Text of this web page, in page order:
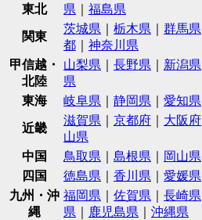
東北
県
福島県
関東
茨城県 栃木県 群馬県
都
神奈川県
甲信越・
北陸
山梨県 長野県 新潟県
県
東海
岐阜県 静岡県 愛知県
近畿
滋賀県 京都府 大阪府
山県
中国
鳥取県 島根県 岡山県
四国
徳島県 香川県 愛媛県
九州・沖
縄
福岡県 佐賀県 長崎県
県
鹿児島県 沖縄県